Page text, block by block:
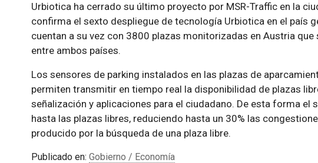
Urbiotica ha cerrado su último proyecto por MSR-Traffic en la
confirma el sexto despliegue de tecnología Urbiotica en el país
cuentan a su vez con 3800 plazas monitorizadas en Austria
entre ambos países.
Los sensores de parking instalados en las plazas de
permiten transmitir en tiempo real la disponibilidad de plazas
señalización y aplicaciones para el ciudadano. De esta forma el
hasta las plazas libres, reduciendo hasta un 30% las
producido por la búsqueda de una plaza libre.
Publicado en: Gobierno / Economía